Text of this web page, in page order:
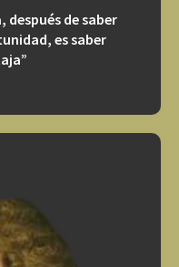
de saber
es saber